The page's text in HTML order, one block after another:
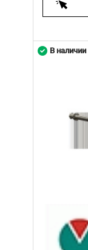
В наличии